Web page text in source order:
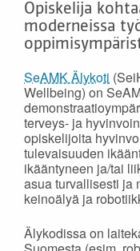
Opiskelija
moderneissa
SeAMK Älykoti
Wellbeing) on
terveys- ja
opiskelijoita
tulevaisuuden
ikääntyneen ja/tai
asua turvallisesti ja
keinoälyä ja
Älykodissa on